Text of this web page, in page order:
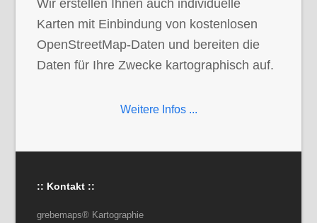
Wir erstellen Ihnen auch individuelle
Karten mit Einbindung von kostenlosen
OpenStreetMap-Daten und bereiten die
Daten für Ihre Zwecke kartographisch auf.
Weitere Infos ...
:: Kontakt ::
grebemaps® Kartographie